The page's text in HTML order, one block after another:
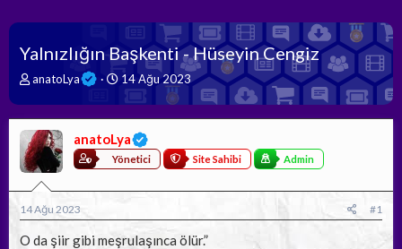
Yalnızlığın Başkenti - Hüseyin Cengiz
K
n
u
y
u
b
a
ş
l
anatoLya
B
ş
a
n
g
ı
t
a
14 Ağu 2023
anatoLya
Yönetici Site Sahibi Admin
14 Ağu 2023 #1
O da şiir gibi meşrulaşınca ölür.”